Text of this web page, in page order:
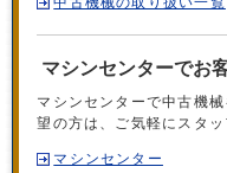
マシンセンターでお
マシンセンターで中古機械
望の方は、ご気軽にスタッ
マシンセンター